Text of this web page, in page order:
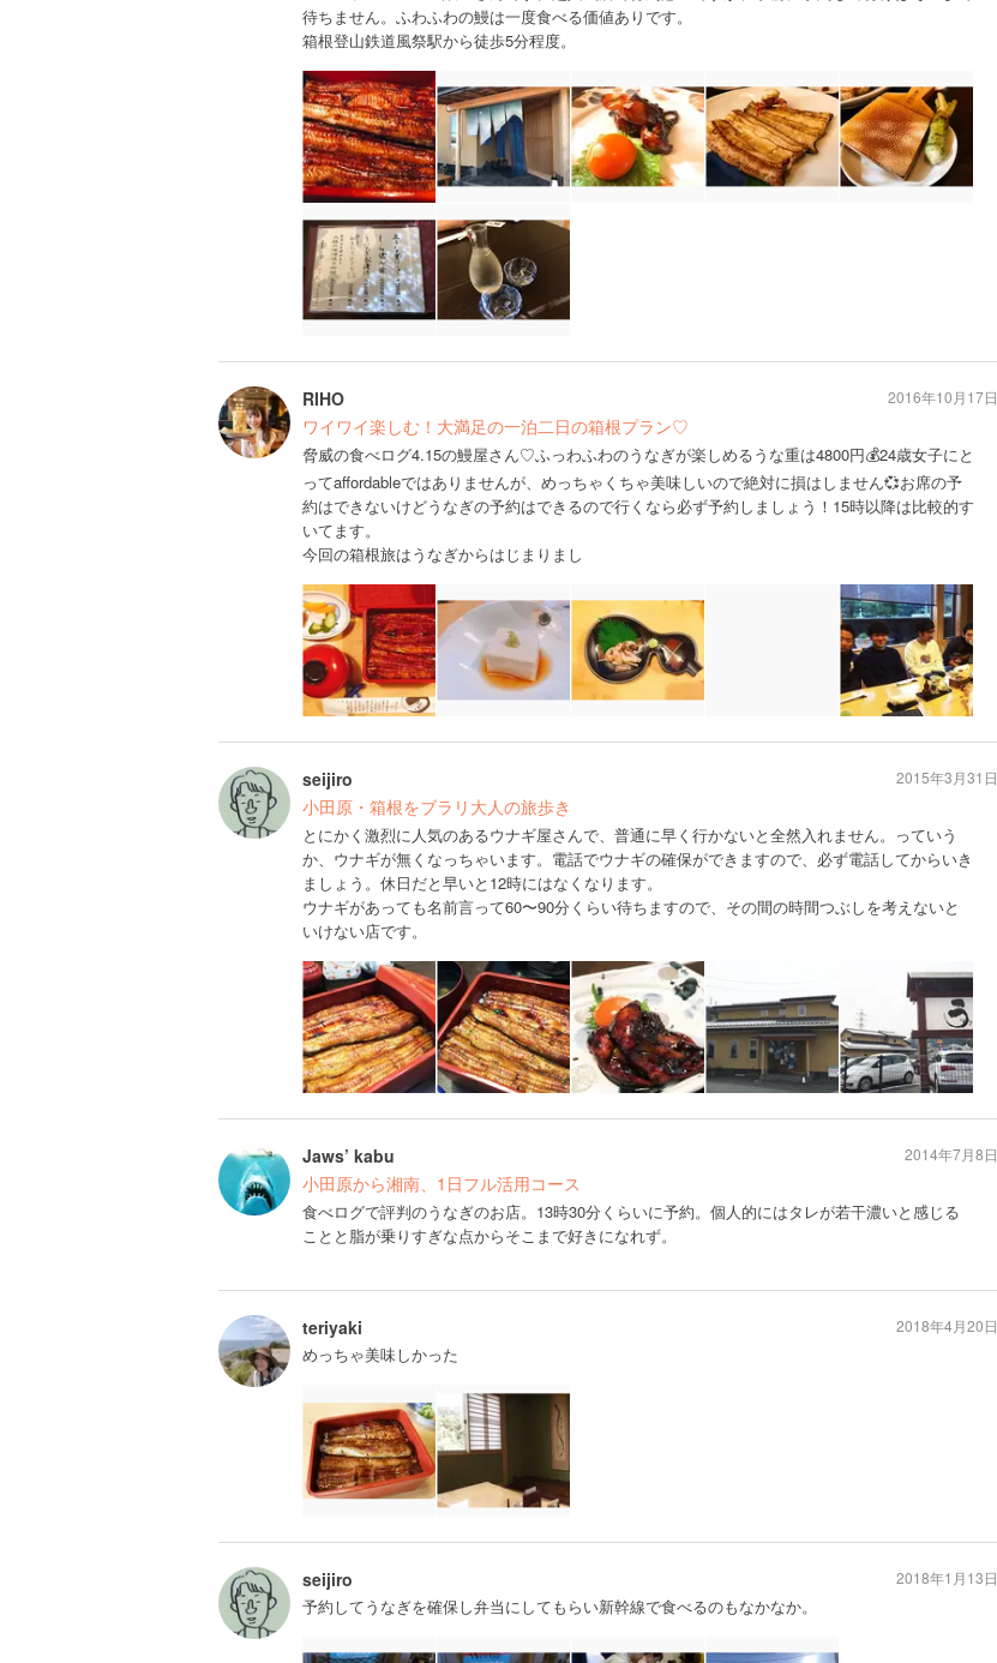
待ちません。ふわふわの鰻は一度食べる価値ありです。
箱根登山鉄道風祭駅から徒歩5分程度。
RIHO
ワイワイ楽しむ！大満足の一泊二日の箱根プラン♡
脅威の食べログ4.15の鰻屋さん♡ふっわふわのうなぎが楽しめるうな重は4800円💰24歳女子にと
ってaffordableではありませんが、めっちゃくちゃ美味しいので絶対に損はしません💞お席の予
約はできないけどうなぎの予約はできるので行くなら必ず予約しましょう！15時以降は比較的す
いてます。
今回の箱根旅はうなぎからはじまりまし
2016年10月17日
seijiro
小田原・箱根をブラリ大人の旅歩き
とにかく激烈に人気のあるウナギ屋さんで、普通に早く行かないと全然入れません。っていう
か、ウナギが無くなっちゃいます。電話でウナギの確保ができますので、必ず電話してからいき
ましょう。休日だと早いと12時にはなくなります。
ウナギがあっても名前言って60〜90分くらい待ちますので、その間の時間つぶしを考えないと
いけない店です。
2015年3月31日
Jaws’ kabu
小田原から湘南、1日フル活用コース
食べログで評判のうなぎのお店。13時30分くらいに予約。個人的にはタレが若干濃いと感じる
ことと脂が乗りすぎな点からそこまで好きになれず。
2014年7月8日
teriyaki
めっちゃ美味しかった
2018年4月20日
seijiro
予約してうなぎを確保し弁当にしてもらい新幹線で食べるのもなかなか。
2018年1月13日